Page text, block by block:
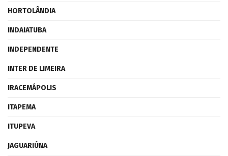
HORTOLÂNDIA
INDAIATUBA
INDEPENDENTE
INTER DE LIMEIRA
IRACEMÁPOLIS
ITAPEMA
ITUPEVA
JAGUARIÚNA